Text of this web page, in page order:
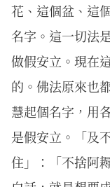
花、這個盆、這
名字。這一切法
做假安立。現在
的。佛法原來也
慧起個名字，用
是假安立。「及
住」：「不捨阿